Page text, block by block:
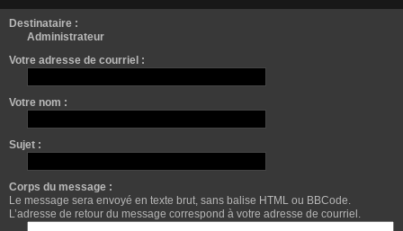
Destinataire :
Administrateur
Votre adresse de courriel :
Votre nom :
Sujet :
Corps du message :
Le message sera envoyé en texte brut, sans balise HTML ou BBCode.
L’adresse de retour du message correspond à votre adresse de courriel.